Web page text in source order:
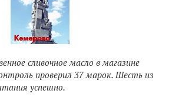
сливочное масло в магазине
проверил 37 марок. Шесть из
успешно.